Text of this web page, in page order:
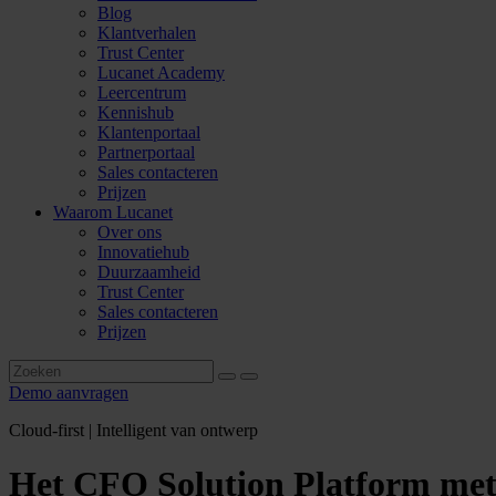
Blog
Klantverhalen
Trust Center
Lucanet Academy
Leercentrum
Kennishub
Klantenportaal
Partnerportaal
Sales contacteren
Prijzen
Waarom Lucanet
Over ons
Innovatiehub
Duurzaamheid
Trust Center
Sales contacteren
Prijzen
Demo aanvragen
Cloud-first | Intelligent van ontwerp
Het CFO Solution Platform